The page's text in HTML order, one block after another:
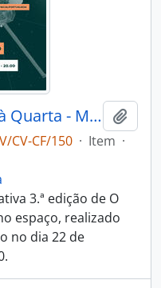
3.ª edição de O Espaço à Quarta - Mulheres no espaço
CV-CF/150 · Item ·
3.ª edição de O
espaço, realizado
no dia 22 de